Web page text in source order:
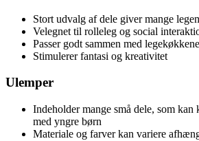
Stort udvalg af dele giver mange
Velegnet til rolleleg og social
Passer godt sammen med
Stimulerer fantasi og kreativitet
Ulemper
Indeholder mange små dele, som
med yngre børn
Materiale og farver kan variere